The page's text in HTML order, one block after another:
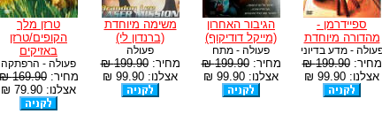
ספיידרמן -
מהדורה מיוחדת
- מדע בדיוני
מחיר:199.90 ₪
אצלנו: 99.90 ₪
הגיבור האחרון
(מייקל דודיקוף)
פעולה - מתח
מחיר:199.90 ₪
אצלנו: 99.90 ₪
משימה מיוחדת
(ברנדון לי)
פעולה
מחיר:199.90 ₪
אצלנו: 99.90 ₪
טרזן מלך
הקופים/טרזן
באזיקים
פעולה - הרפתקה
מחיר:169.90 ₪
אצלנו: 79.90 ₪